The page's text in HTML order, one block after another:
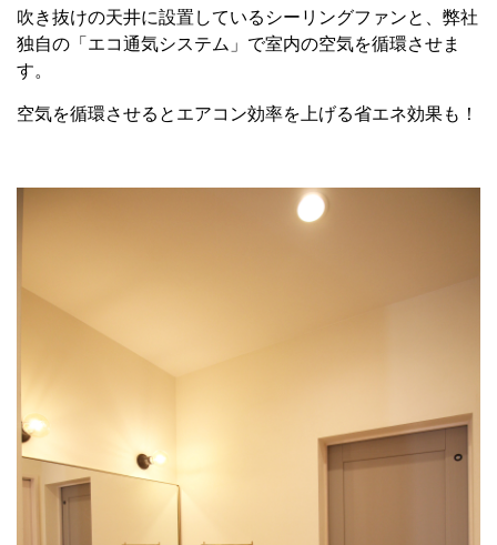
吹き抜けの天井に設置しているシーリングファンと、弊社
独自の「エコ通気システム」で室内の空気を循環させま
す。
空気を循環させるとエアコン効率を上げる省エネ効果も！